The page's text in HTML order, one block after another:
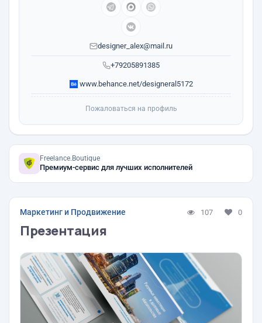
+79205891385
designer_alex@mail.ru
www.behance.net/designeral5172
Пожаловаться на профиль
Freelance.Boutique
Премиум-сервис для лучших исполнителей
Маркетинг и Продвижение 107 0
Презентация